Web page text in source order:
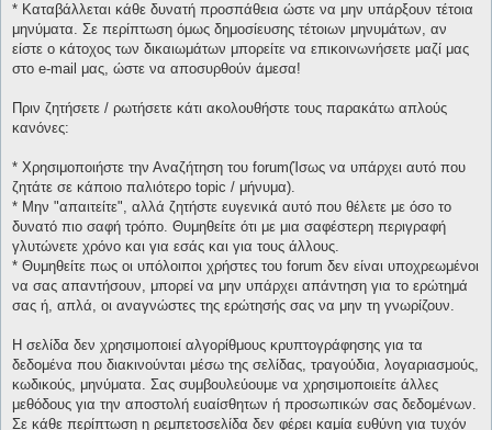
* Καταβάλλεται κάθε δυνατή προσπάθεια ώστε να μην υπάρξουν τέτοια
μηνύματα. Σε περίπτωση όμως δημοσίευσης τέτοιων μηνυμάτων, αν
είστε ο κάτοχος των δικαιωμάτων μπορείτε να επικοινωνήσετε μαζί μας
στο e-mail μας, ώστε να αποσυρθούν άμεσα!
Πριν ζητήσετε / ρωτήσετε κάτι ακολουθήστε τους παρακάτω απλούς
κανόνες:
* Χρησιμοποιήστε την Αναζήτηση του forum(Ίσως να υπάρχει αυτό που
ζητάτε σε κάποιο παλιότερο topic / μήνυμα).
* Μην "απαιτείτε", αλλά ζητήστε ευγενικά αυτό που θέλετε με όσο το
δυνατό πιο σαφή τρόπο. Θυμηθείτε ότι με μια σαφέστερη περιγραφή
γλυτώνετε χρόνο και για εσάς και για τους άλλους.
* Θυμηθείτε πως οι υπόλοιποι χρήστες του forum δεν είναι υποχρεωμένοι
να σας απαντήσουν, μπορεί να μην υπάρχει απάντηση για το ερώτημά
σας ή, απλά, οι αναγνώστες της ερώτησής σας να μην τη γνωρίζουν.
Η σελίδα δεν χρησιμοποιεί αλγορίθμους κρυπτογράφησης για τα
δεδομένα που διακινούνται μέσω της σελίδας, τραγούδια, λογαριασμούς,
κωδικούς, μηνύματα. Σας συμβουλεύουμε να χρησιμοποιείτε άλλες
μεθόδους για την αποστολή ευαίσθητων ή προσωπικών σας δεδομένων.
Σε κάθε περίπτωση η ρεμπετοσελίδα δεν φέρει καμία ευθύνη για τυχόν